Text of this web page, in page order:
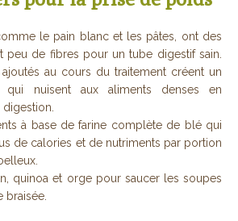
le pain blanc et les pâtes, ont des
peu de fibres pour un tube digestif sain.
au cours du traitement créent un
qui nuisent aux aliments denses en
à base de farine complète de blé qui
de calories et de nutriments par portion
quinoa et orge pour saucer les soupes
braisée.